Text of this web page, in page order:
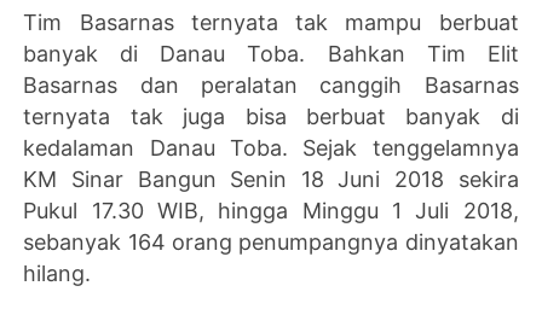
Tim Basarnas ternyata tak mampu berbuat
banyak di Danau Toba. Bahkan Tim Elit
Basarnas dan peralatan canggih Basarnas
ternyata tak juga bisa berbuat banyak di
kedalaman Danau Toba. Sejak tenggelamnya
KM Sinar Bangun Senin 18 Juni 2018 sekira
Pukul 17.30 WIB, hingga Minggu 1 Juli 2018,
sebanyak 164 orang penumpangnya dinyatakan
hilang.